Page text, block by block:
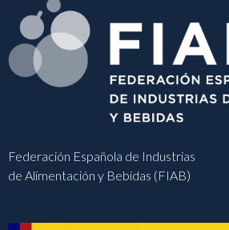
Federación Española de Industrias
de Alimentación y Bebidas (FIAB)